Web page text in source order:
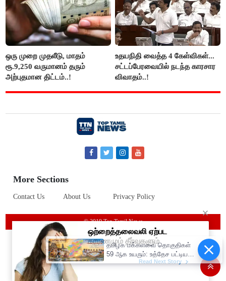
ஒரு முறை முதலீடு, மாதம்
ரூ.9,250 வருமானம் தரும்
அற்புதமான திட்டம்..!
உதயநிதி வைத்த 4 கேள்விகள்...
சட்டப்பேரவையில் நடந்த காரசார
விவாதம்..!
More Sections
Contact Us About Us Privacy Policy
© 2019 Top Tamil News
தமிழக மக்களவை தொகுதிகள்
59 ஆக உயரும்: உத்தேச பட்டியல்
இதோ!